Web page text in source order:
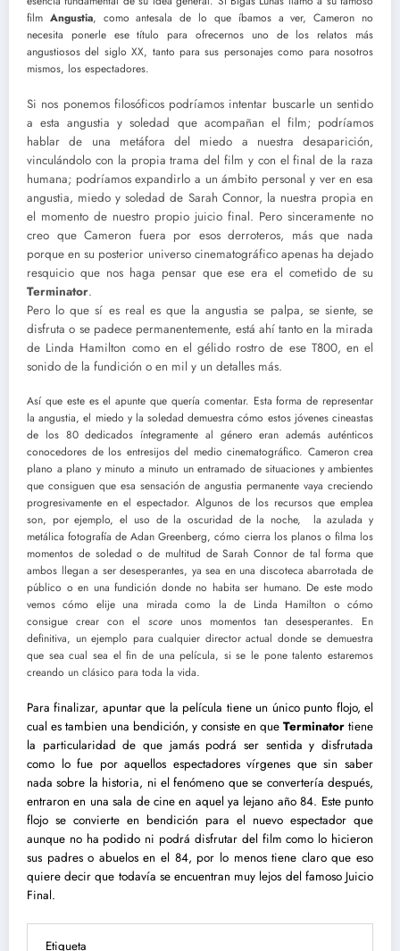
film Angustia, como antesala de lo que íbamos a ver, Cameron no
necesita ponerle ese título para ofrecernos uno de los relatos más
angustiosos del siglo XX, tanto para sus personajes como para nosotros
mismos, los espectadores.
Si nos ponemos filosóficos podríamos intentar buscarle un sentido
a esta angustia y soledad que acompañan el film; podríamos
hablar de una metáfora del miedo a nuestra desaparición,
vinculándolo con la propia trama del film y con el final de la raza
humana; podríamos expandirlo a un ámbito personal y ver en esa
angustia, miedo y soledad de Sarah Connor, la nuestra propia en
el momento de nuestro propio juicio final. Pero sinceramente no
creo que Cameron fuera por esos derroteros, más que nada
porque en su posterior universo cinematográfico apenas ha dejado
resquicio que nos haga pensar que ese era el cometido de su
Terminator.
Pero lo que sí es real es que la angustia se palpa, se siente, se
disfruta o se padece permanentemente, está ahí tanto en la mirada
de Linda Hamilton como en el gélido rostro de ese T800, en el
sonido de la fundición o en mil y un detalles más.
Así que este es el apunte que quería comentar. Esta forma de representar
la angustia, el miedo y la soledad demuestra cómo estos jóvenes cineastas
de los 80 dedicados íntegramente al género eran además auténticos
conocedores de los entresijos del medio cinematográfico. Cameron crea
plano a plano y minuto a minuto un entramado de situaciones y ambientes
que consiguen que esa sensación de angustia permanente vaya creciendo
progresivamente en el espectador. Algunos de los recursos que emplea
son, por ejemplo, el uso de la oscuridad de la noche, la azulada y
metálica fotografía de Adan Greenberg, cómo cierra los planos o filma los
momentos de soledad o de multitud de Sarah Connor de tal forma que
ambos llegan a ser desesperantes, ya sea en una discoteca abarrotada de
público o en una fundición donde no habita ser humano. De este modo
vemos cómo elije una mirada como la de Linda Hamilton o cómo
consigue crear con el score unos momentos tan desesperantes. En
definitiva, un ejemplo para cualquier director actual donde se demuestra
que sea cual sea el fin de una película, si se le pone talento estaremos
creando un clásico para toda la vida.
Para finalizar, apuntar que la película tiene un único punto flojo, el
cual es tambien una bendición, y consiste en que Terminator tiene
la particularidad de que jamás podrá ser sentida y disfrutada
como lo fue por aquellos espectadores vírgenes que sin saber
nada sobre la historia, ni el fenómeno que se convertería después,
entraron en una sala de cine en aquel ya lejano año 84. Este punto
flojo se convierte en bendición para el nuevo espectador que
aunque no ha podido ni podrá disfrutar del film como lo hicieron
sus padres o abuelos en el 84, por lo menos tiene claro que eso
quiere decir que todavía se encuentran muy lejos del famoso Juicio
Final.
Etiqueta